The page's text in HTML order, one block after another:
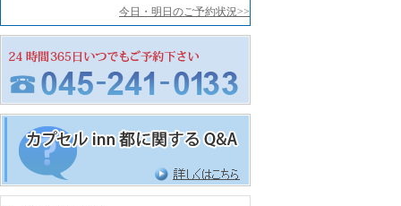
今日・明日のご予約状況>>